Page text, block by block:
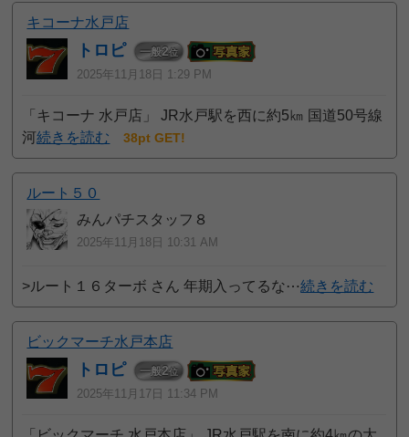
キコーナ水戸店
トロピ 一般2位
2025年11月18日 1:29 PM
「キコーナ 水戸店」 JR水戸駅を西に約5㎞ 国道50号線
河続きを読む 38pt GET!
ルート５０
みんパチスタッフ８
2025年11月18日 10:31 AM
>ルート１６ターボ さん 年期入ってるな⋯続きを読む
ビックマーチ水戸本店
トロピ 一般2位
2025年11月17日 11:34 PM